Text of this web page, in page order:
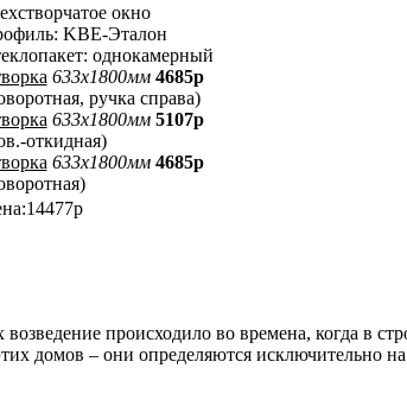
окно
KBE-Эталон
однокамерный
633x1800мм 4685р
ручка справа)
633x1800мм 5107р
откидная)
633x1800мм 4685р
происходило во времена, когда в
домов – они определяются исключительно